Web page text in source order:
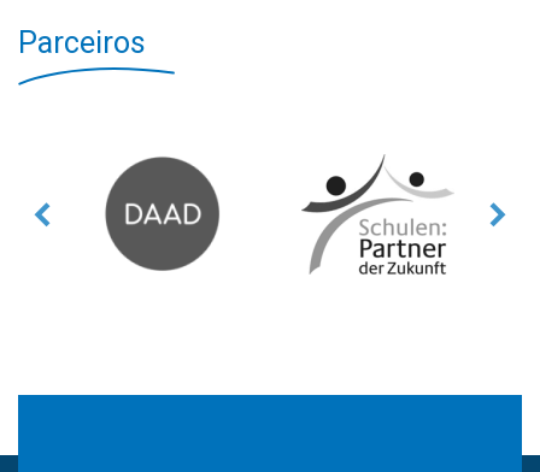
Parceiros